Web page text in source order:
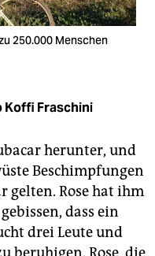
250.000 Menschen
Koffi Fraschini
herunter, und
Beschimpfungen
gelten. Rose hat ihm
dass ein
drei Leute und